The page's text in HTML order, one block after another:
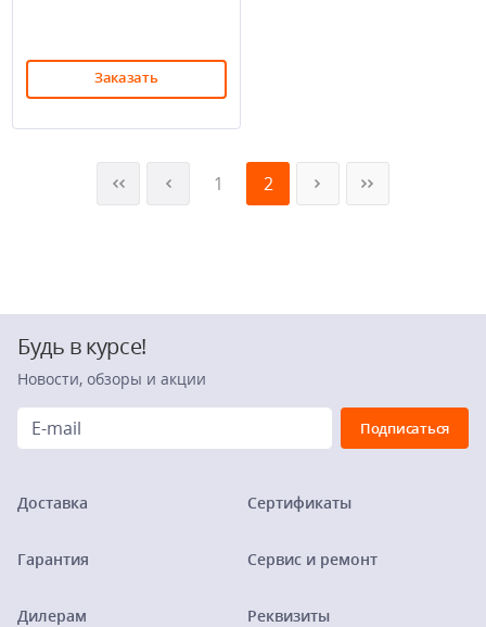
Заказать
1 2
Будь в курсе!
Новости, обзоры и акции
Доставка
Гарантия
Дилерам
Сертификаты
Сервис и ремонт
Реквизиты